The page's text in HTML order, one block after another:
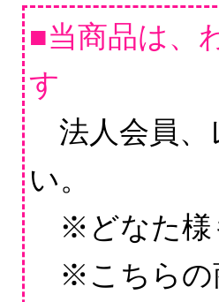
■当商品は、
す
法人会員、
い。
※どなた様
※こちらの